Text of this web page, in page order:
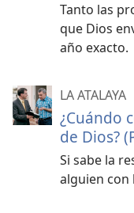
Tanto las
que Dios
año exacto.
LA ATALAYA
¿Cuándo
de Dios?
Si sabe la
alguien con